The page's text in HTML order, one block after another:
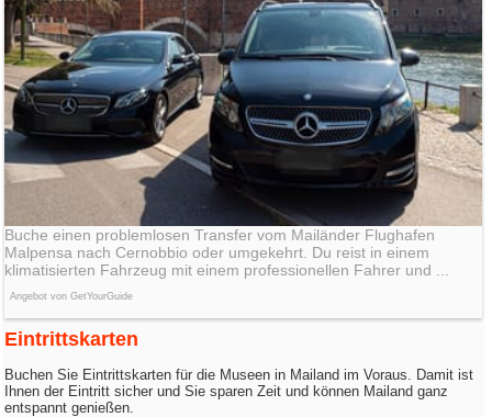
Buche einen problemlosen Transfer vom Mailänder Flughafen
Malpensa nach Cernobbio oder umgekehrt. Du reist in einem
klimatisierten Fahrzeug mit einem professionellen Fahrer und ...
Angebot von GetYourGuide
Eintrittskarten
Buchen Sie Eintrittskarten für die Museen in Mailand im Voraus. Damit ist
Ihnen der Eintritt sicher und Sie sparen Zeit und können Mailand ganz
entspannt genießen.